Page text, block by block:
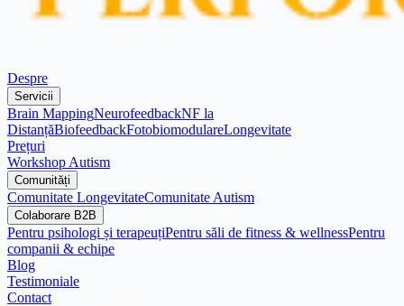
Despre
Servicii
Brain MappingNeurofeedbackNF la
DistanțăBiofeedbackFotobiomodulareLongevitate
Prețuri
Workshop Autism
Comunități
Comunitate LongevitateComunitate Autism
Colaborare B2B
Pentru psihologi și terapeuțiPentru săli de fitness & wellnessPentru
companii & echipe
Blog
Testimoniale
Contact